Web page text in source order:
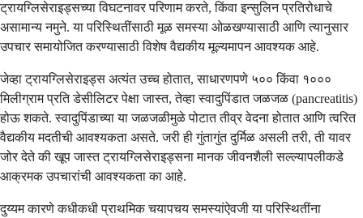
ट्रायग्लिसेराइड्सच्या विघटनावर परिणाम करते, किंवा इन्सुलिन प्रतिरोधाचे
असामान्य नमुने. या परिस्थितींसाठी मूळ समस्या ओळखण्यासाठी आणि त्यानुसार
उपचार समायोजित करण्यासाठी विशेष वैद्यकीय मूल्यमापन आवश्यक आहे.
जेव्हा ट्रायग्लिसेराइड्स अत्यंत उच्च होतात, साधारणपणे ५०० किंवा १०००
मिलीग्राम प्रति डेसीलिटर पेक्षा जास्त, तेव्हा स्वादुपिंडात जळजळ (pancreatitis)
होऊ शकते. स्वादुपिंडाच्या या जळजळीमुळे पोटात तीव्र वेदना होतात आणि त्वरित
वैद्यकीय मदतीची आवश्यकता असते. जरी ही गुंतागुंत दुर्मिळ असली तरी, ती यावर
जोर देते की खूप जास्त ट्रायग्लिसेराइड्सना मानक जीवनशैली सल्ल्यापलीकडे
आक्रमक उपचारांची आवश्यकता का आहे.
दुय्यम कारणे कधीकधी प्राथमिक चयापचय समस्यांऐवजी या परिस्थितींना